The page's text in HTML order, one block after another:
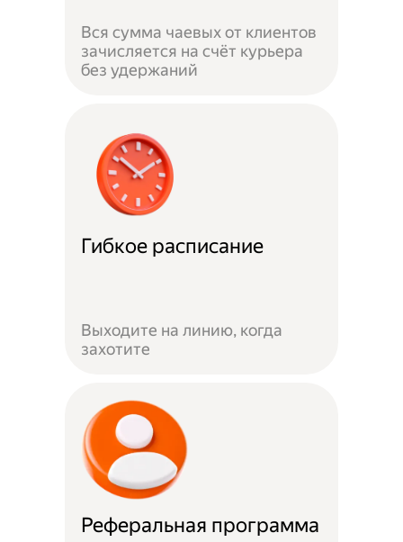
Вся сумма чаевых от клиентов
зачисляется на счёт курьера
без удержаний
Гибкое расписание
Выходите на линию, когда
захотите
Реферальная программа